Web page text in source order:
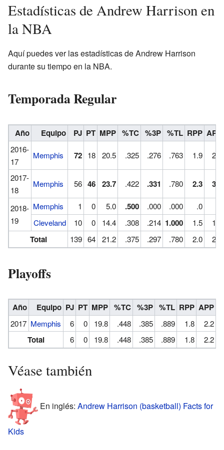
Estadísticas de Andrew Harrison en
la NBA
Aquí puedes ver las estadísticas de Andrew Harrison
durante su tiempo en la NBA.
Temporada Regular
Año Equipo PJ PT MPP %TC %3P %TL RPP APP
2016-
17
Memphis 72 18 20.5 .325 .276 .763 1.9 2.8
2017-
18
Memphis 56 46 23.7 .422 .331 .780 2.3 3.2
2018-
19
Memphis 1 0 5.0 .500 .000 .000 .0
Cleveland
10 0 14.4 .308 .214 1.000 1.5 1.7
Total 139 64 21.2 .375 .297 .780 2.0 2.8
Playoffs
Año Equipo PJ PT MPP %TC %3P %TL RPP APP
2017 Memphis 6 0 19.8 .448 .385 .889 1.8 2.2
Total 6 0 19.8 .448 .385 .889 1.8 2.2
Véase también
En inglés: Andrew Harrison (basketball) Facts for
Kids